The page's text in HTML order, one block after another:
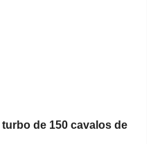
de 150 cavalos de